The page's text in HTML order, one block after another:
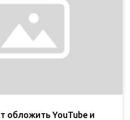
обложить YouTube и